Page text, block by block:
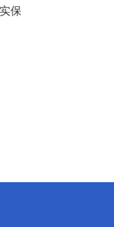
保